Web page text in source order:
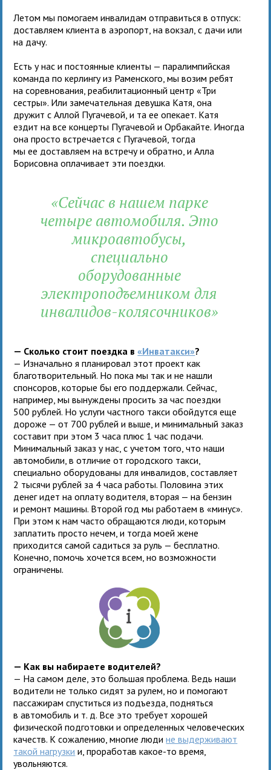
Летом мы помогаем инвалидам отправиться в отпуск:
доставляем клиента в аэропорт, на вокзал, с дачи или
на дачу.
Есть у нас и постоянные клиенты — паралимпийская
команда по керлингу из Раменского, мы возим ребят
на соревнования, реабилитационный центр «Три
сестры». Или замечательная девушка Катя, она
дружит с Аллой Пугачевой, и та ее опекает. Катя
ездит на все концерты Пугачевой и Орбакайте. Иногда
она просто встречается с Пугачевой, тогда
мы ее доставляем на встречу и обратно, и Алла
Борисовна оплачивает эти поездки.
«Сейчас в нашем парке
четыре автомобиля. Это
микроавтобусы,
специально
оборудованные
электроподъемником для
инвалидов-колясочников»
— Сколько стоит поездка в«Инватакси»?
— Изначально я планировал этот проект как
благотворительный. Но пока мы так и не нашли
спонсоров, которые бы его поддержали. Сейчас,
например, мы вынуждены просить за час поездки
500 рублей. Но услуги частного такси обойдутся еще
дороже — от 700 рублей и выше, и минимальный заказ
составит при этом 3 часа плюс 1 час подачи.
Минимальный заказ у нас, с учетом того, что наши
автомобили, в отличие от городского такси,
специально оборудованы для инвалидов, составляет
2 тысячи рублей за 4 часа работы. Половина этих
денег идет на оплату водителя, вторая — на бензин
и ремонт машины. Второй год мы работаем в «минус».
При этом к нам часто обращаются люди, которым
заплатить просто нечем, и тогда моей жене
приходится самой садиться за руль — бесплатно.
Конечно, помочь хочется всем, но возможности
ограничены.
— Как вы набираете водителей?
— На самом деле, это большая проблема. Ведь наши
водители не только сидят за рулем, но и помогают
пассажирам спуститься из подъезда, подняться
в автомобиль и т. д. Все это требует хорошей
физической подготовки и определенных человеческих
качеств. К сожалению, многие людине выдерживают
такой нагрузки и, проработав какое-то время,
увольняются.